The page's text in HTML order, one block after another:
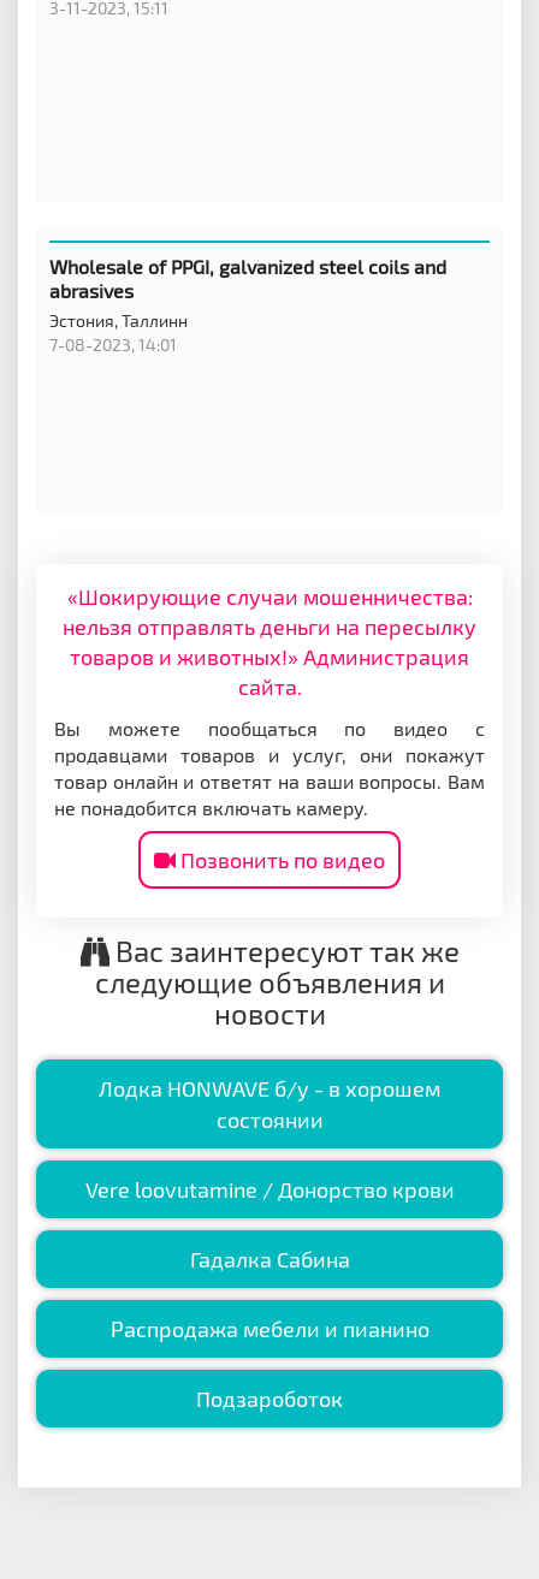
3-11-2023, 15:11
Wholesale of PPGI, galvanized steel coils and
abrasives
Эстония,Таллинн
7-08-2023, 14:01
«Шокирующие случаи мошенничества:
нельзя отправлять деньги на пересылку
товаров и животных!» Администрация
сайта.
Вы можете пообщаться по видео с
продавцами товаров и услуг, они покажут
товар онлайн и ответят на ваши вопросы. Вам
не понадобится включать камеру.
Позвонить по видео
Вас заинтересуют так же
следующие объявления и
новости
Лодка HONWAVE б/у - в хорошем
состоянии
Vere loovutamine / Донорство крови
Гадалка Сабина
Распродажа мебели и пианино
Подзароботок